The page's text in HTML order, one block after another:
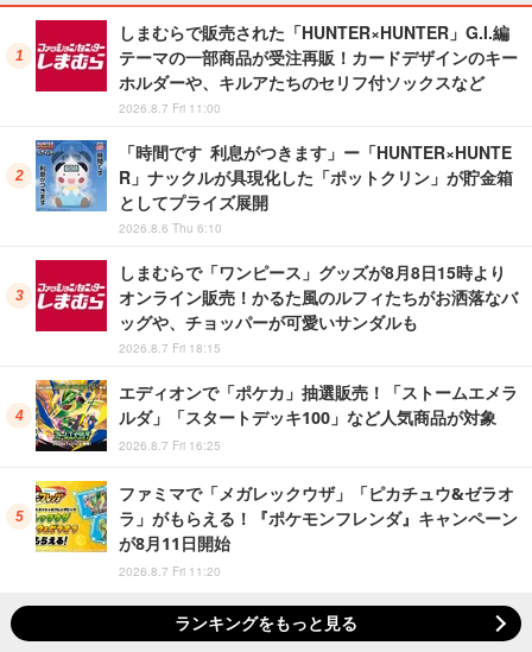
しまむらで販売された「HUNTER×HUNTER」G.I.編
テーマの一部商品が受注再販！カードデザインのキー
ホルダーや、キルアたちのセリフ付ソックスなど
2026.8.7 Fri 11:00
「時間です 利息がつきます」ー「HUNTER×HUNTE
R」ナックルが具現化した「ポットクリン」が貯金箱
としてプライズ展開
2026.8.6 Thu 6:10
しまむらで「ワンピース」グッズが8月8日15時より
オンライン販売！かるた風のルフィたちがお洒落なバ
ッグや、チョッパーが可愛いサンダルも
2026.8.7 Fri 18:15
エディオンで「ポケカ」抽選販売！「ストームエメラ
ルダ」「スタートデッキ100」など人気商品が対象
2026.8.7 Fri 16:25
ファミマで「メガレックウザ」「ピカチュウ&ゼラオ
ラ」がもらえる！『ポケモンフレンダ』キャンペーン
が8月11日開始
2026.8.7 Fri 11:20
ランキングをもっと見る